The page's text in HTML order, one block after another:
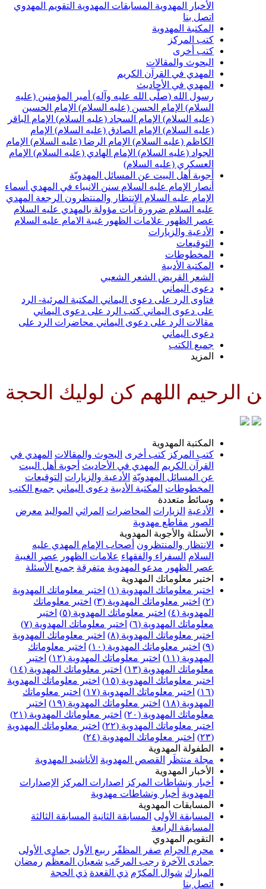
المهدويةالمسابقات المهدويةالتقويم المهدوي
المهدوية
والمقالات
في القرآن الكريم
في الأحاديث
الله (صلّى الله عليه وآله) أمير المؤمنين (عليه
الإمام الحسن (عليه السلام) الإمام الحسين
الإمام السجاد (عليه السلام) الإمام الباقر
الإمام الصادق (عليه السلام) الإمام
(عليه السلام) الإمام الرضا (عليه السلام) الإمام
(عليه السلام) الإمام الهادي (عليه السلام) الإمام
(عليه السلام)
أهل البيت عن المسائل المهدويّة
الإمام عليه السلامسنن الانبياء في المهديأسماء
عليه السلامالانتظار والمنتظرونالرجعةالمهدي
السلام ضرورة آيات مؤولة بالمهدي عليه السلام
علامات الظهورغيبة الامام عليه السلام
والزيارات
الأدبية
الشعر الشعبي
اليماني
الرد على دعوى اليماني المكتبة المرئية- الرد
دعوى اليماني كتب الرد على دعوى اليماني
الرد على دعوى اليماني محاضرات الرد على
كن لوليك الحجة بن الحسن
المهدوية
كتب أخرى البحوث والمقالات المهدي في
المهدي في الأحاديث أجوبة أهل البيت
المسائل المهدويّة الأدعية والزيارات التوقيعات
المكتبة الأدبية دعوى اليماني جميع الكتب
متعددة
الزيارات المحاضرات المراثي المواليد معرض
مقاطع مهدوية
والأجوبة المهدوية
والمنتظرون أصحاب الإمام المهدي عليه
السفراء والفقهاء علامات الظهور عصر الغيبة
مدعو المهدوية متفرقة جميع الأسئلة
معلوماتك المهدوية
معلوماتك المهدوية (١)
اختبر معلوماتك المهدوية
اختبر معلوماتك المهدوية (٣)
اختبر معلوماتك
اختبر معلوماتك المهدوية (٥)
اختبر
المهدوية (٦)
اختبر معلوماتك المهدوية (٧)
معلوماتك المهدوية (٨)
اختبر معلوماتك المهدوية
اختبر معلوماتك المهدوية (١٠)
اختبر معلوماتك
اختبر معلوماتك المهدوية (١٢)
اختبر
المهدوية (١٣)
اختبر معلوماتك المهدوية (١٤)
معلوماتك المهدوية (١٥)
اختبر معلوماتك المهدوية
اختبر معلوماتك المهدوية (١٧)
اختبر معلوماتك
اختبر معلوماتك المهدوية (١٩)
اختبر
المهدوية (٢٠)
اختبر معلوماتك المهدوية (٢١)
معلوماتك المهدوية (٢٢)
اختبر معلوماتك المهدوية
اختبر معلوماتك المهدوية (٢٤)
المهدوية
منتظَر
القصص المهدوية الأناشيد المهدوية
المهدوية
ونشاطات المركز اصدارات المركز الإصدارات
أخبار ونشاطات مهدوية
المهدوية
الأولى المسابقة الثانية المسابقة الثالثة
الرابعة
المهدوي
الحرام
صفر المظفّر ربيع الأول جمادى الأولى
رجب المرجّب شعبان المعظّم رمضان
شوال المكرّم ذي القعدة ذي الحجة